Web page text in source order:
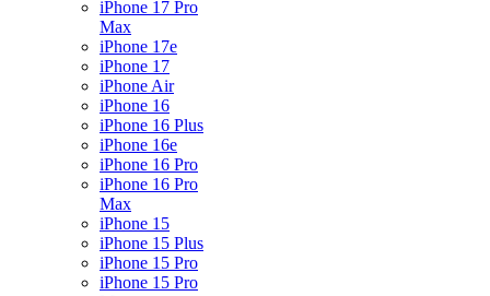
iPhone 17 Pro
Max
iPhone 17e
iPhone 17
iPhone Air
iPhone 16
iPhone 16 Plus
iPhone 16e
iPhone 16 Pro
iPhone 16 Pro
Max
iPhone 15
iPhone 15 Plus
iPhone 15 Pro
iPhone 15 Pro